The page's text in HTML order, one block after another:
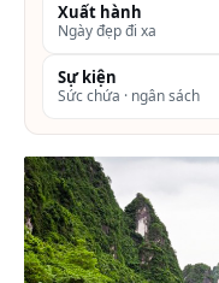
Xuất hành
Ngày đẹp đi xa
Sự kiện
Sức chứa · ngân sách